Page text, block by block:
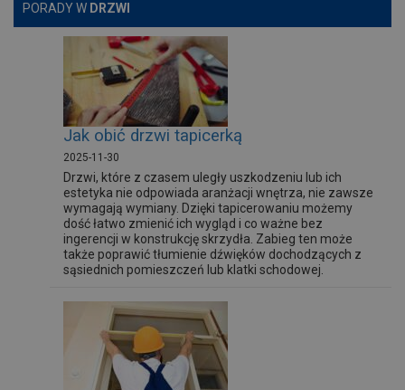
PORADY W DRZWI
Jak obić drzwi tapicerką
2025-11-30
Drzwi, które z czasem uległy uszkodzeniu lub ich
estetyka nie odpowiada aranżacji wnętrza, nie zawsze
wymagają wymiany. Dzięki tapicerowaniu możemy
dość łatwo zmienić ich wygląd i co ważne bez
ingerencji w konstrukcję skrzydła. Zabieg ten może
także poprawić tłumienie dźwięków dochodzących z
sąsiednich pomieszczeń lub klatki schodowej.